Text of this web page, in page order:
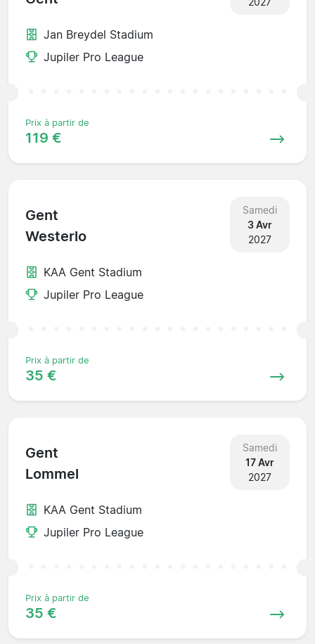
Jan Breydel Stadium
Jupiler Pro League
Prix à partir de
119 €
Gent
Westerlo
Samedi
3 Avr
2027
KAA Gent Stadium
Jupiler Pro League
Prix à partir de
35 €
Gent
Lommel
Samedi
17 Avr
2027
KAA Gent Stadium
Jupiler Pro League
Prix à partir de
35 €